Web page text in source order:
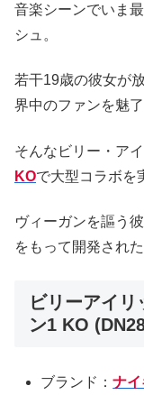
音楽シーンでいま
シュ。
若干19歳の彼女が
界中のファンを魅了
そんなビリー・ア
KOで大型コラボを
ヴィーガンを謳う
をもって開発され
ビリーアイ
ン1 KO
ブランド：ナ